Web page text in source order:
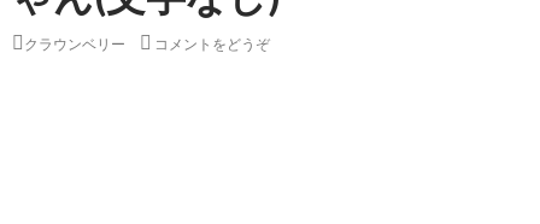
クラウンベリー コメントをどうぞ